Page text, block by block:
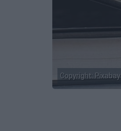
Copyright: Pixabay